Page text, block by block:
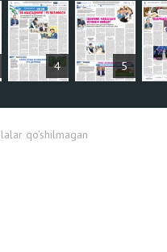
4 5
qo'shilmagan